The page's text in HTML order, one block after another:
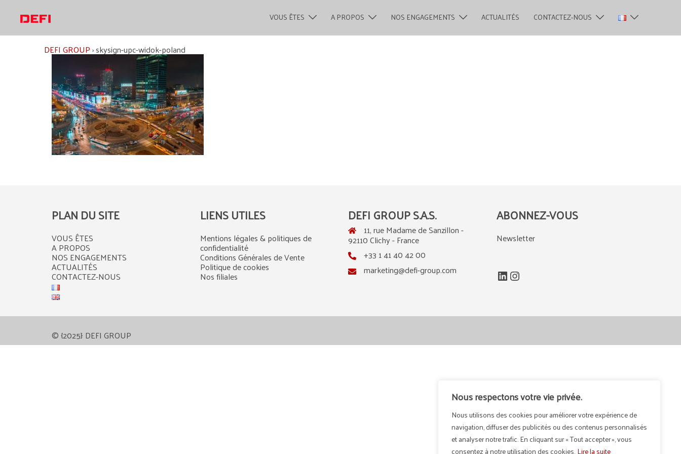
Nous respectons votre vie privée.
Nous utilisons des cookies pour améliorer votre expérience de
navigation, diffuser des publicités ou des contenus personnalisés
et analyser notre trafic. En cliquant sur « Tout accepter », vous
consentez à notre utilisation des cookies. Lire la suite
contenu VOUS ÊTES A PROPOS NOS ENGAGEMENTS ACTUALITÉS CONTACTEZ-NOUS
DEFI GROUP›skysign-upc-widok-poland
PLAN DU SITE
VOUS ÊTES
A PROPOS
NOS ENGAGEMENTS
ACTUALITÉS
CONTACTEZ-NOUS
LIENS UTILES
Mentions légales & politiques de
confidentialité
Conditions Générales de Vente
Politique de cookies
Nos filiales
DEFI GROUP S.A.S.
11, rue Madame de Sanzillon -
92110 Clichy - France
+33 1 41 40 42 00
marketing@defi-group.com
ABONNEZ-VOUS
Newsletter
LinkedIn
Instagram
© {2025} DEFI GROUP